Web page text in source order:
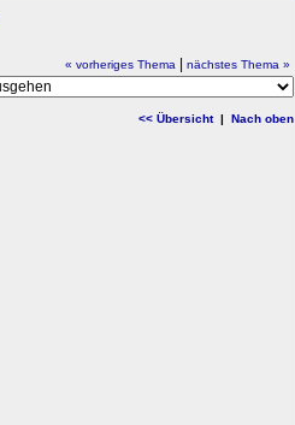
« vorheriges Thema| nächstes Thema »
<< Übersicht| Nach oben